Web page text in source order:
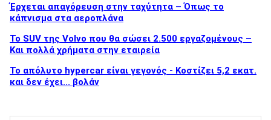
Έρχεται απαγόρευση στην ταχύτητα – Όπως το
κάπνισμα στα αεροπλάνα
To SUV της Volvo που θα σώσει 2.500 εργαζομένους –
Και πολλά χρήματα στην εταιρεία
Το απόλυτο hypercar είναι γεγονός - Κοστίζει 5,2 εκατ.
και δεν έχει... βολάν